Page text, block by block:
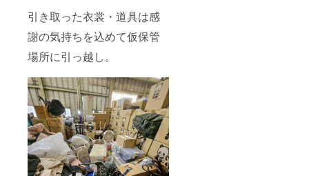
引き取った衣裳・道具は感
謝の気持ちを込めて仮保管
場所に引っ越し。